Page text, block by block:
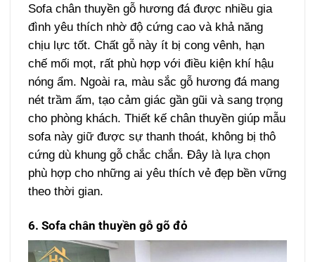
Sofa chân thuyền gỗ hương đá được nhiều gia
đình yêu thích nhờ độ cứng cao và khả năng
chịu lực tốt. Chất gỗ này ít bị cong vênh, hạn
chế mối mọt, rất phù hợp với điều kiện khí hậu
nóng ẩm. Ngoài ra, màu sắc gỗ hương đá mang
nét trầm ấm, tạo cảm giác gần gũi và sang trọng
cho phòng khách. Thiết kế chân thuyền giúp mẫu
sofa này giữ được sự thanh thoát, không bị thô
cứng dù khung gỗ chắc chắn. Đây là lựa chọn
phù hợp cho những ai yêu thích vẻ đẹp bền vững
theo thời gian.
6. Sofa chân thuyền gỗ gõ đỏ